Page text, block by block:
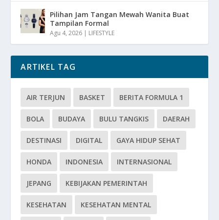
Pilihan Jam Tangan Mewah Wanita Buat
Tampilan Formal
Agu 4, 2026 | LIFESTYLE
ARTIKEL TAG
AIR TERJUN BASKET BERITA FORMULA 1
BOLA BUDAYA BULU TANGKIS DAERAH
DESTINASI DIGITAL GAYA HIDUP SEHAT
HONDA INDONESIA INTERNASIONAL
JEPANG KEBIJAKAN PEMERINTAH
KESEHATAN KESEHATAN MENTAL